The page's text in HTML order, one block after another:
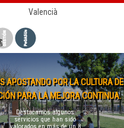
Valencià
APOSTANDO POR LA CULTURA DE
PARA LA MEJORA CONTINUA.
Destacamos algunos
servicios que han sido
valorados enmás de un 8